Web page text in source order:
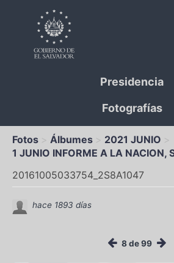
Presidencia
Fotografías
Fotos Álbumes
2021 JUNIO
1 JUNIO INFORME A LA NACION,
20161005033754_2S8A1047
hace 1893 días
8 de 99